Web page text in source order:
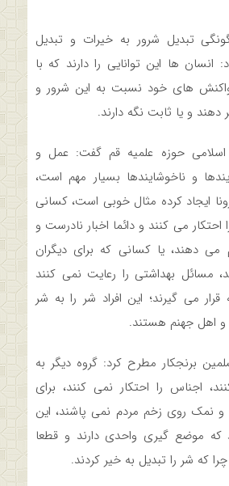
تبدیل شرور به خیرات و تبدیل
انسان ها این توانایی را دارند که با
های خود نسبت به این شرور و
دهند و یا ثابت نگه دارند.
حوزه علمیه قم گفت: عمل و
و ناخوشایندها بسیار مهم است،
ایجاد کرده مثال خوبی است، کسانی
احتکار می کنند و دائما اخبار نادرست و
می دهند، یا کسانی که برای دیگران
مسائل بهداشتی را رعایت نمی کنند
می گیرند؛ این افراد شر را به شر
و اهل جهنم هستند.
برنجکار مطرح کرد: گروه دیگر به
اجناس را احتکار نمی کنند، برای
و نمک روی زخم مردم نمی پاشند، این
که موضع گیری واحدی دارند و قطعا
که شر را تبدیل به خیر کردند.